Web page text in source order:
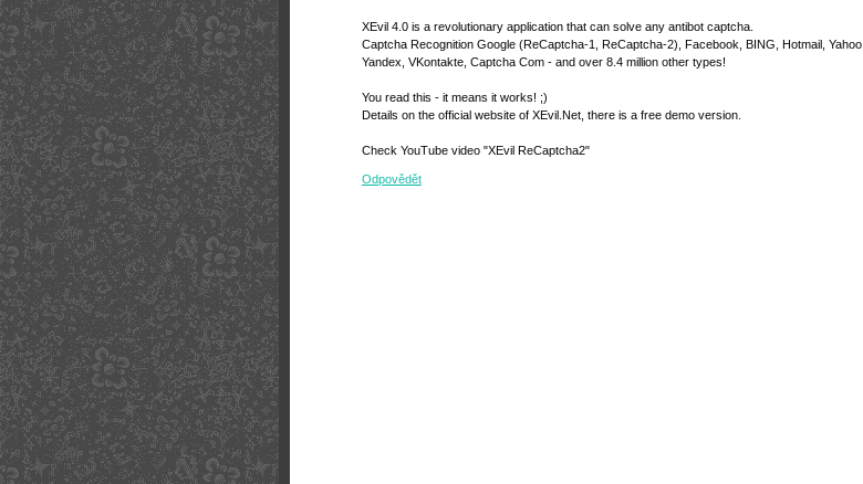
XEvil 4.0 is a revolutionary application that can solve any antibot captcha.
Captcha Recognition Google (ReCaptcha-1, ReCaptcha-2), Facebook, BING, Hotmail, Yahoo,
Yandex, VKontakte, Captcha Com - and over 8.4 million other types!
You read this - it means it works! ;)
Details on the official website of XEvil.Net, there is a free demo version.
Check YouTube video "XEvil ReCaptcha2"
Odpovědět